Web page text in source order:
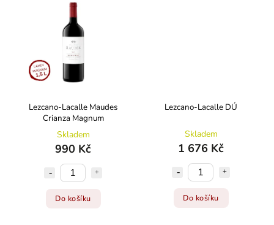
Lezcano-Lacalle Maudes
Crianza Magnum
Skladem
990 Kč
Do košíku
Lezcano-Lacalle DÚ
Skladem
1 676 Kč
Do košíku